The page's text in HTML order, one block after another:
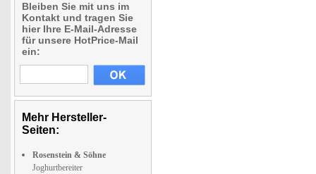
Bleiben Sie mit uns im
Kontakt und tragen Sie
hier Ihre E-Mail-Adresse
für unsere HotPrice-Mail
ein:
Mehr Hersteller-
Seiten:
Rosenstein & Söhne
Joghurtbereiter